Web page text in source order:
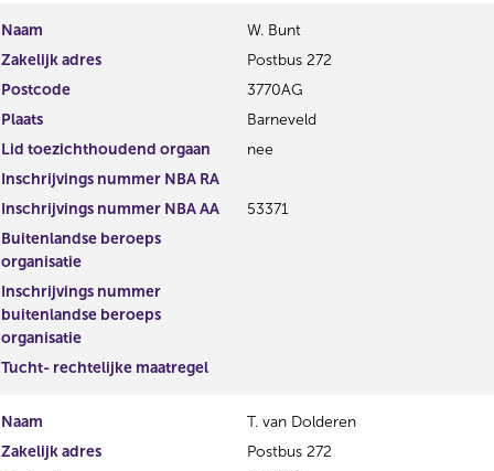
Naam
W. Bunt
Zakelijk adres
Postbus 272
Postcode
3770AG
Plaats
Barneveld
Lid toezichthoudend orgaan
nee
Inschrijvings nummer NBA RA
Inschrijvings nummer NBA AA
53371
Buitenlandse beroeps
organisatie
Inschrijvings nummer
buitenlandse beroeps
organisatie
Tucht- rechtelijke maatregel
Naam
T. van Dolderen
Zakelijk adres
Postbus 272